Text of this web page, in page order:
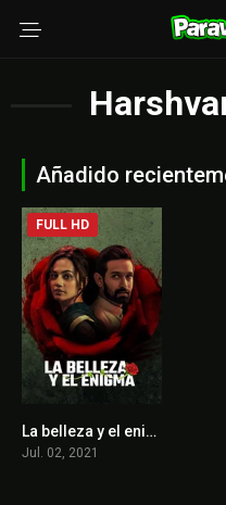
Añadido
6.9
FULL HD
La belleza y el enigma
Jul. 02, 2021